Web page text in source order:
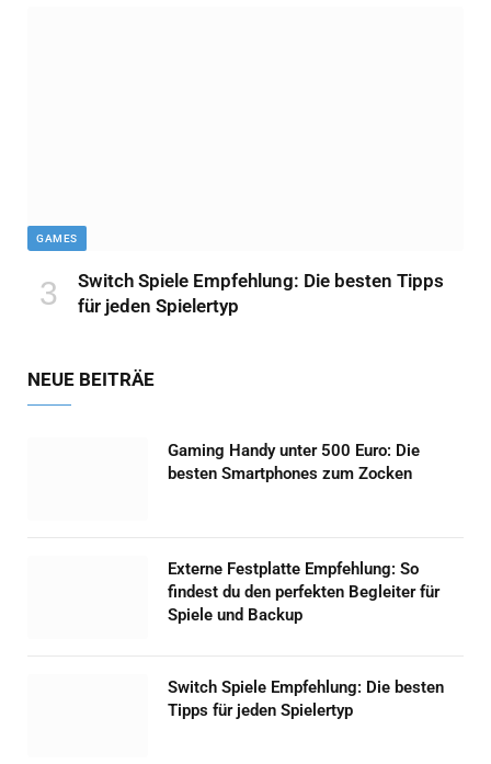
GAMES
Switch Spiele Empfehlung: Die besten Tipps
für jeden Spielertyp
NEUE BEITRÄE
Gaming Handy unter 500 Euro: Die
besten Smartphones zum Zocken
Externe Festplatte Empfehlung: So
findest du den perfekten Begleiter für
Spiele und Backup
Switch Spiele Empfehlung: Die besten
Tipps für jeden Spielertyp